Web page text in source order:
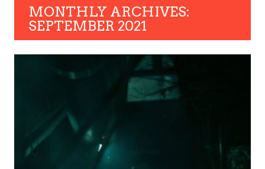
MONTHLY ARCHIVES:
SEPTEMBER 2021